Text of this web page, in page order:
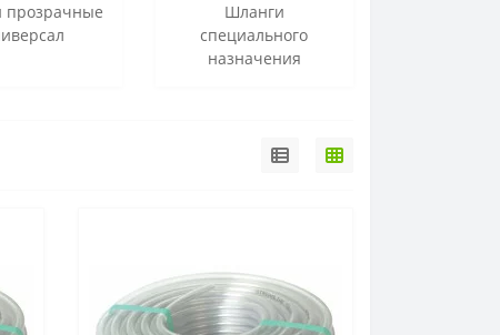
прозрачные
Шланги
специального
назначения